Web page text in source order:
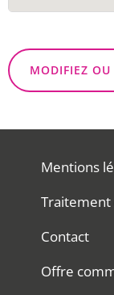
MODIFIEZ
Mentions
Traitement
Contact
Offre